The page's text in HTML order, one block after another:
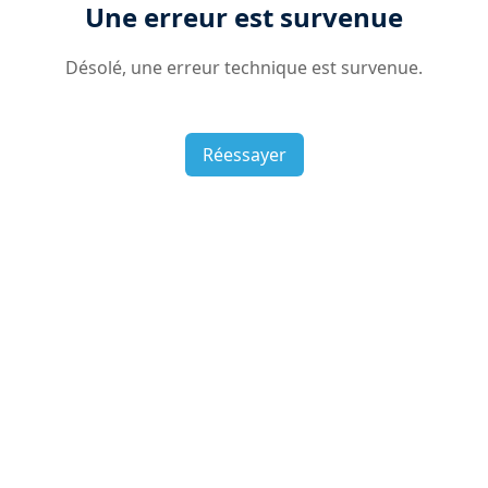
Une erreur est survenue
Désolé, une erreur technique est survenue.
Réessayer